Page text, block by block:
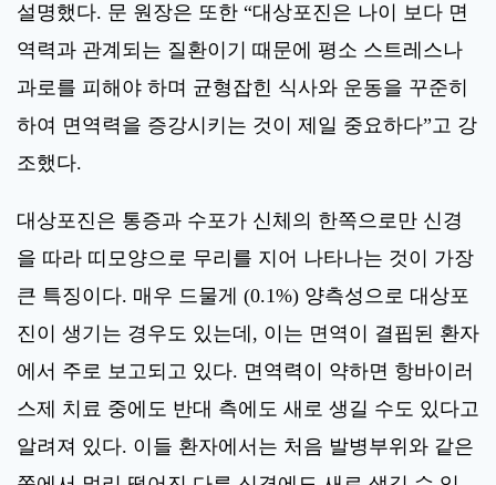
설명했다. 문 원장은 또한 “대상포진은 나이 보다 면
역력과 관계되는 질환이기 때문에 평소 스트레스나
과로를 피해야 하며 균형잡힌 식사와 운동을 꾸준히
하여 면역력을 증강시키는 것이 제일 중요하다”고 강
조했다.
대상포진은 통증과 수포가 신체의 한쪽으로만 신경
을 따라 띠모양으로 무리를 지어 나타나는 것이 가장
큰 특징이다. 매우 드물게 (0.1%) 양측성으로 대상포
진이 생기는 경우도 있는데, 이는 면역이 결핍된 환자
에서 주로 보고되고 있다. 면역력이 약하면 항바이러
스제 치료 중에도 반대 측에도 새로 생길 수도 있다고
알려져 있다. 이들 환자에서는 처음 발병부위와 같은